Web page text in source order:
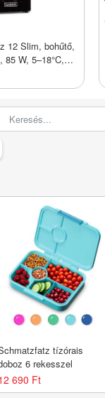
12 Slim, bohűtő,
W, 5–18°C,
kezelőpanel
tízórais
6 rekesszel
690 Ft